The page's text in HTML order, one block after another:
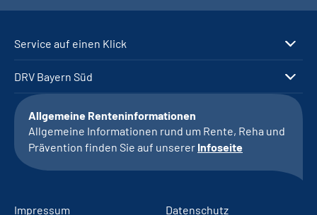
Service auf einen Klick
DRV Bayern Süd
Allgemeine Renteninformationen
Allgemeine Informationen rund um Rente, Reha und
Prävention finden Sie auf unserer Infoseite
Impressum Datenschutz